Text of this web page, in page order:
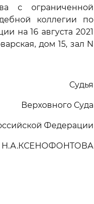
с ограниченной
коллегии по
на 16 августа 2021
дом 15, зал N
Судья
Верховного Суда
Федерации
Н.А.КСЕНОФОНТОВА